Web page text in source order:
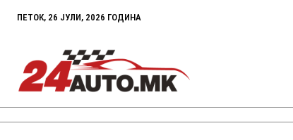
ПЕТОК, 26 ЈУЛИ, 2026 ГОДИНА